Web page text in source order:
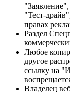
"Тест-
правах
Раздел
Любое
другое
ссылку на
Владелец